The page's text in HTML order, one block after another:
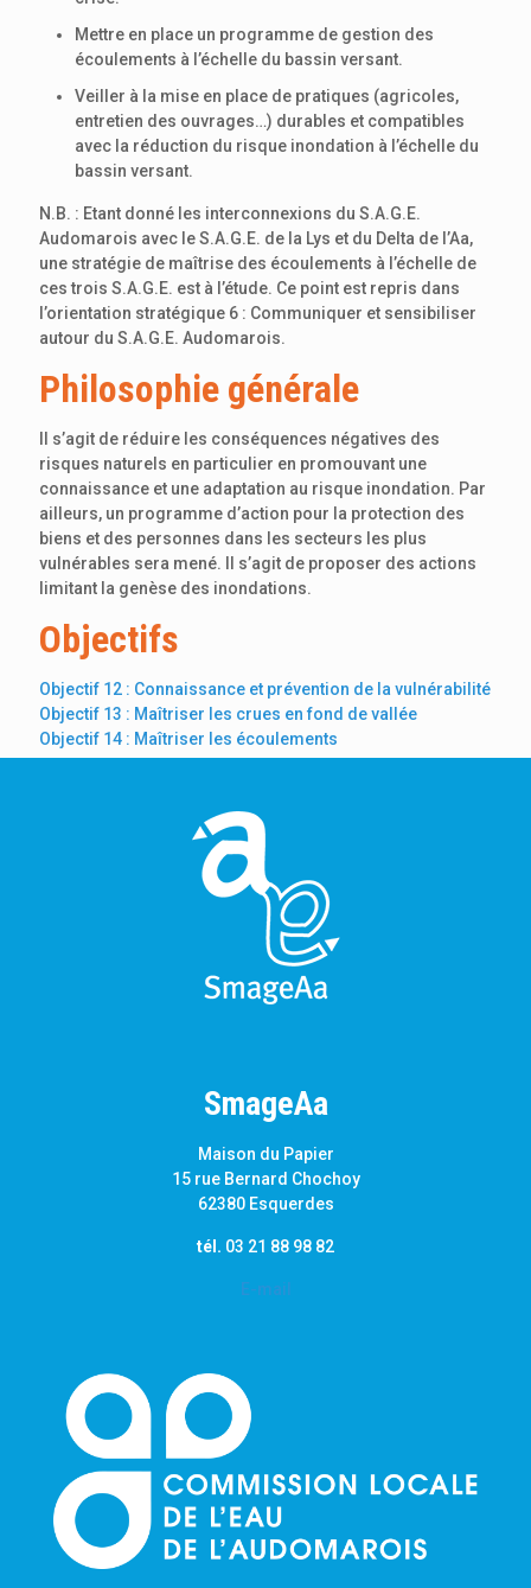
Mettre en place un programme de gestion des
écoulements à l’échelle du bassin versant.
Veiller à la mise en place de pratiques (agricoles,
entretien des ouvrages…) durables et compatibles
avec la réduction du risque inondation à l’échelle du
bassin versant.
N.B. : Etant donné les interconnexions du S.A.G.E.
Audomarois avec le S.A.G.E. de la Lys et du Delta de l’Aa,
une stratégie de maîtrise des écoulements à l’échelle de
ces trois S.A.G.E. est à l’étude. Ce point est repris dans
l’orientation stratégique 6 : Communiquer et sensibiliser
autour du S.A.G.E. Audomarois.
Philosophie générale
Il s’agit de réduire les conséquences négatives des
risques naturels en particulier en promouvant une
connaissance et une adaptation au risque inondation. Par
ailleurs, un programme d’action pour la protection des
biens et des personnes dans les secteurs les plus
vulnérables sera mené. Il s’agit de proposer des actions
limitant la genèse des inondations.
Objectifs
Objectif 12 : Connaissance et prévention de la vulnérabilité
Objectif 13 : Maîtriser les crues en fond de vallée
Objectif 14 : Maîtriser les écoulements
SmageAa
Maison du Papier
15 rue Bernard Chochoy
62380 Esquerdes
tél. 03 21 88 98 82
E-mail